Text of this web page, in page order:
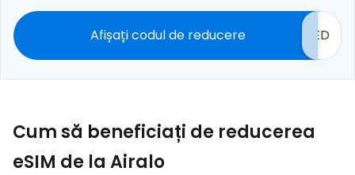
Afișați codul de reducere ED
Cum să beneficiați de reducerea
eSIM de la Airalo